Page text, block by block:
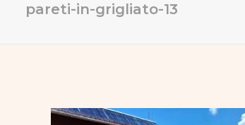
pareti-in-grigliato-13